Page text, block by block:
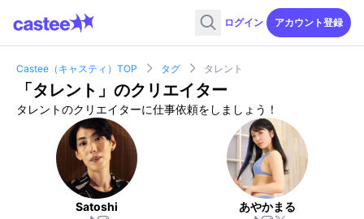
ログイン アカウント登録
Castee（キャスティ）TOP タグ タレント
「タレント 」のクリエイター
タレントのクリエイターに仕事依頼をしましょう！
Satoshi あやかまる